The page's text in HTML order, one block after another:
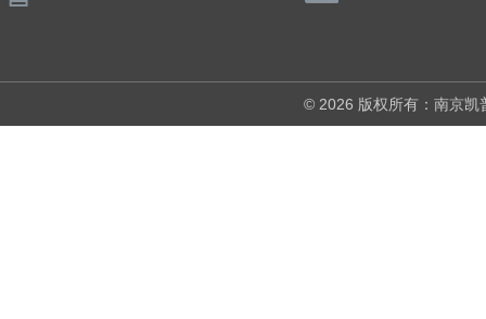
© 2026 版权所有：南京